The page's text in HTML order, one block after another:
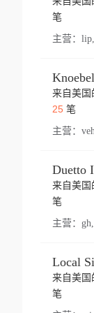
笔
主营：
来自美国
25笔
主营：
来自美国
笔
主营：
Local
来自美国
笔